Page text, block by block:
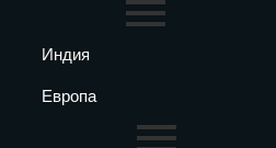
Индия
Европа